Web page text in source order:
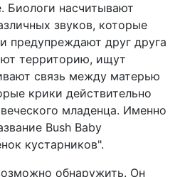
Биологи насчитывают
звуков, которые
предупреждают друг друга
территорию, ищут
связь между матерью
крики действительно
младенца. Именно
Bush Baby
кустарников".
обнаружить. Он